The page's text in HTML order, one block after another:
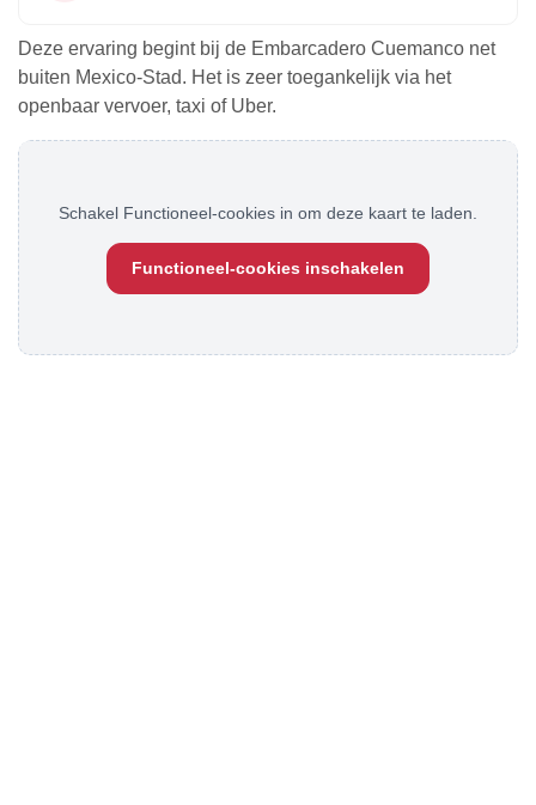
Deze ervaring begint bij de Embarcadero Cuemanco net
buiten Mexico-Stad. Het is zeer toegankelijk via het
openbaar vervoer, taxi of Uber.
Schakel Functioneel-cookies in om deze kaart te laden.
Functioneel-cookies inschakelen